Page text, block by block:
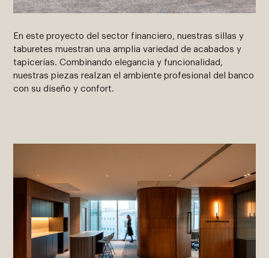
En este proyecto del sector financiero, nuestras sillas y
taburetes muestran una amplia variedad de acabados y
tapicerías. Combinando elegancia y funcionalidad,
nuestras piezas realzan el ambiente profesional del banco
con su diseño y confort.